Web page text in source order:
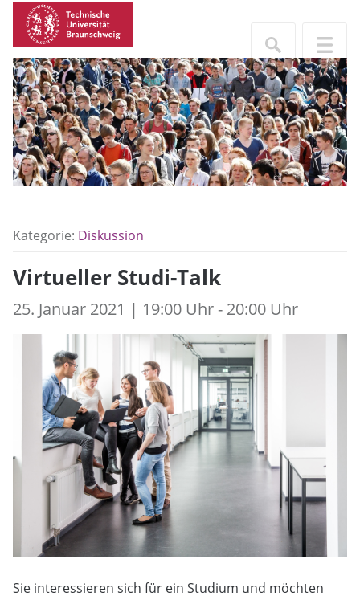
Kategorie: Diskussion
Virtueller Studi-Talk
25. Januar 2021 | 19:00 Uhr - 20:00 Uhr
Sie interessieren sich für ein Studium und möchten